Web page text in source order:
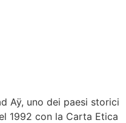
Aÿ, uno dei paesi storici
1992 con la Carta Etica